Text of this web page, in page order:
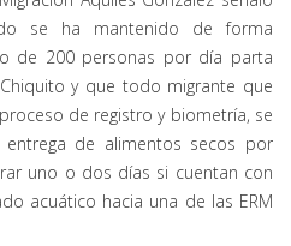
se ha mantenido de forma
de 200 personas por día parta
y que todo migrante que
de registro y biometría, se
de alimentos secos por
uno o dos días si cuentan con
acuático hacia una de las ERM